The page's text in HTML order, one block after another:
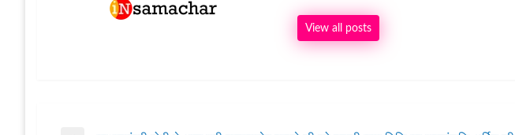
View all posts